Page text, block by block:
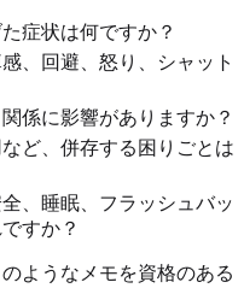
症状は何ですか？
、回避、怒り、シャット
係に影響がありますか？
ど、併存する困りごとは
、睡眠、フラッシュバッ
すか？
ようなメモを資格のある